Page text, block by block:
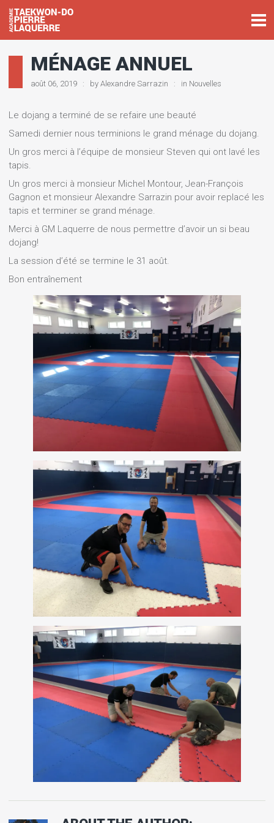
MÉNAGE ANNUEL
août 06, 2019 by Alexandre Sarrazin in Nouvelles
Le dojang a terminé de se refaire une beauté
Samedi dernier nous terminions le grand ménage du dojang.
Un gros merci à l’équipe de monsieur Steven qui ont lavé les
tapis.
Un gros merci à monsieur Michel Montour, Jean-François
Gagnon et monsieur Alexandre Sarrazin pour avoir replacé les
tapis et terminer se grand ménage.
Merci à GM Laquerre de nous permettre d’avoir un si beau
dojang!
La session d’été se termine le 31 août.
Bon entraînement